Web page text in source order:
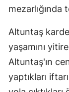
mezarlığında
Altuntaş
yaşamını
Altuntaş'ın
yaptıkları